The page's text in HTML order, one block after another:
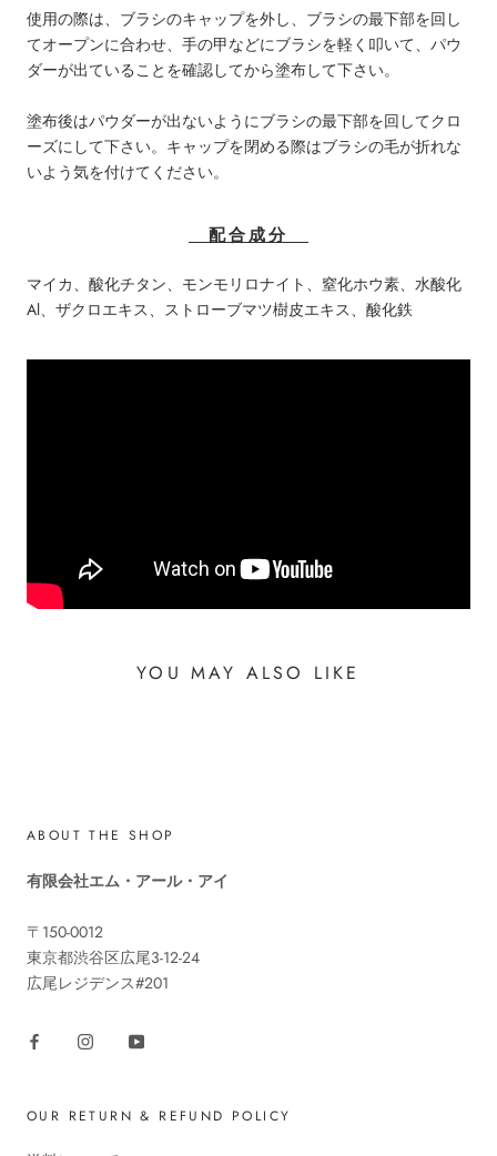
使用の際は、ブラシのキャップを外し、ブラシの最下部を回し
てオープンに合わせ、手の甲などにブラシを軽く叩いて、パウ
ダーが出ていることを確認してから塗布して下さい。
塗布後はパウダーが出ないようにブラシの最下部を回してクロ
ーズにして下さい。キャップを閉める際はブラシの毛が折れな
いよう気を付けてください。
配合成分
マイカ、酸化チタン、モンモリロナイト、窒化ホウ素、水酸化
Al、ザクロエキス、ストローブマツ樹皮エキス、酸化鉄
YOU MAY ALSO LIKE
ABOUT THE SHOP
有限会社エム・アール・アイ
〒150-0012
東京都渋谷区広尾3-12-24
広尾レジデンス#201
OUR RETURN & REFUND POLICY